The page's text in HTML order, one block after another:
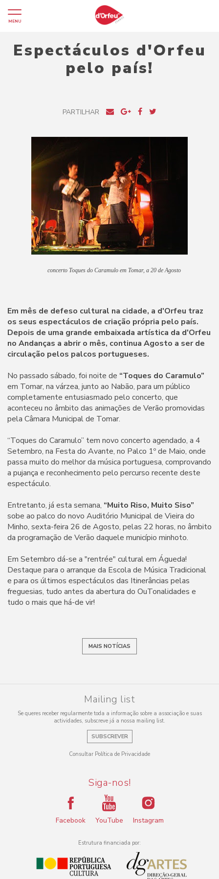
MENU
Espectáculos d'Orfeu
pelo país!
PARTILHAR
concerto Toques do Caramulo em Tomar, a 20 de Agosto
Em mês de defeso cultural na cidade, a d'Orfeu traz
os seus espectáculos de criação própria pelo país.
Depois de uma grande embaixada artística da d'Orfeu
no Andanças a abrir o mês, continua Agosto a ser de
circulação pelos palcos portugueses.
No passado sábado, foi noite de “Toques do Caramulo”
em Tomar, na várzea, junto ao Nabão, para um público
completamente entusiasmado pelo concerto, que
aconteceu no âmbito das animações de Verão promovidas
pela Câmara Municipal de Tomar.
“Toques do Caramulo” tem novo concerto agendado, a 4
Setembro, na Festa do Avante, no Palco 1º de Maio, onde
passa muito do melhor da música portuguesa, comprovando
a pujança e reconhecimento pelo percurso recente deste
espectáculo.
Entretanto, já esta semana, “Muito Riso, Muito Siso”
sobe ao palco do novo Auditório Municipal de Vieira do
Minho, sexta-feira 26 de Agosto, pelas 22 horas, no âmbito
da programação de Verão daquele município minhoto.
Em Setembro dá-se a "rentrée" cultural em Águeda!
Destaque para o arranque da Escola de Música Tradicional
e para os últimos espectáculos das Itinerâncias pelas
freguesias, tudo antes da abertura do OuTonalidades e
tudo o mais que há-de vir!
MAIS NOTÍCIAS
Mailing list
Se queres receber regularmente toda a informação sobre a associação e suas
actividades, subscreve já a nossa mailing list.
SUBSCREVER
Consultar Política de Privacidade
Siga-nos!
Facebook YouTube Instagram
Estrutura financiada por: